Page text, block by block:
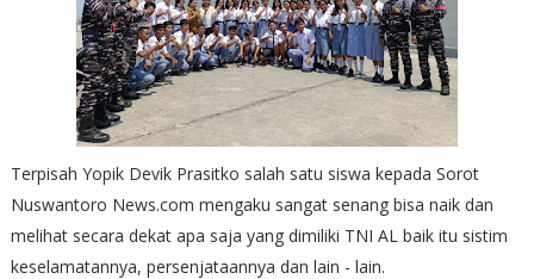
Terpisah Yopik Devik Prasitko salah satu siswa kepada Sorot
Nuswantoro News.com mengaku sangat senang bisa naik dan
melihat secara dekat apa saja yang dimiliki TNI AL baik itu sistim
keselamatannya, persenjataannya dan lain - lain.